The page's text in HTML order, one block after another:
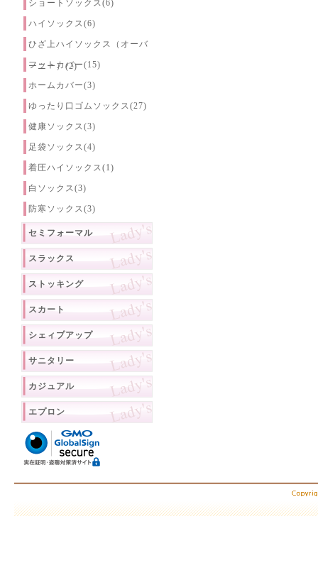
ショートソックス(6)
ハイソックス(6)
ひざ上ハイソックス（オーバ
ーニー）(2)
フットカバー(15)
ホームカバー(3)
ゆったり口ゴムソックス(27)
健康ソックス(3)
足袋ソックス(4)
着圧ハイソックス(1)
白ソックス(3)
防寒ソックス(3)
セミフォーマル
スラックス
ストッキング
スカート
シェィプアップ
サニタリー
カジュアル
エプロン